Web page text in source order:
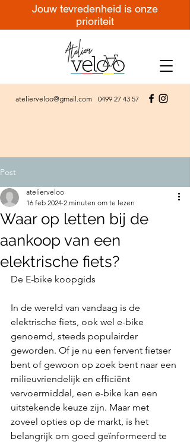
atelierveloo@gmail.com 0499 27 43 57
Jouw tevredenheid is onze
prioriteit
Post
Waar op letten bij de
aankoop van een
elektrische fiets?
atelierveloo
16 feb 2024 2 minuten om te lezen
De E-bike koopgids
In de wereld van vandaag is de
elektrische fiets, ook wel e-bike
genoemd, steeds populairder
geworden. Of je nu een fervent fietser
bent of gewoon op zoek bent naar een
milieuvriendelijk en efficiënt
vervoermiddel, een e-bike kan een
uitstekende keuze zijn. Maar met
zoveel opties op de markt, is het
belangrijk om goed geïnformeerd te